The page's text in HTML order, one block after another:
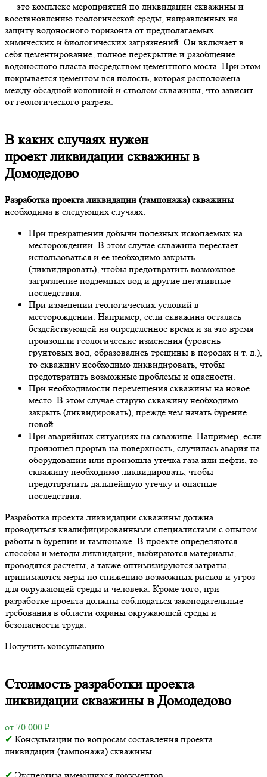
— это комплекс мероприятий по ликвидации скважины и
восстановлению геологической среды, направленных на
защиту водоносного горизонта от предполагаемых
химических и биологических загрязнений. Он включает в
себя цементирование, полное перекрытие и разобщение
водоносного пласта посредством цементного моста. При этом
покрывается цементом вся полость, которая расположена
между обсадной колонной и стволом скважины, что зависит
от геологического разреза.
В каких случаях нужен
проект ликвидации скважины в
Домодедово
Разработка проекта ликвидации (тампонажа) скважины
необходима в следующих случаях:
При прекращении добычи полезных ископаемых на
месторождении. В этом случае скважина перестает
использоваться и ее необходимо закрыть
(ликвидировать), чтобы предотвратить возможное
загрязнение подземных вод и другие негативные
последствия.
При изменении геологических условий в
месторождении. Например, если скважина осталась
бездействующей на определенное время и за это время
произошли геологические изменения (уровень
грунтовых вод, образовались трещины в породах и т. д.),
то скважину необходимо ликвидировать, чтобы
предотвратить возможные проблемы и опасности.
При необходимости перемещения скважины на новое
место. В этом случае старую скважину необходимо
закрыть (ликвидировать), прежде чем начать бурение
новой.
При аварийных ситуациях на скважине. Например, если
произошел прорыв на поверхность, случилась авария на
оборудовании или произошла утечка газа или нефти, то
скважину необходимо ликвидировать, чтобы
предотвратить дальнейшую утечку и опасные
последствия.
Разработка проекта ликвидации скважины должна
проводиться квалифицированными специалистами с опытом
работы в бурении и тампонаже. В проекте определяются
способы и методы ликвидации, выбираются материалы,
проводятся расчеты, а также оптимизируются затраты,
принимаются меры по снижению возможных рисков и угроз
для окружающей среды и человека. Кроме того, при
разработке проекта должны соблюдаться законодательные
требования в области охраны окружающей среды и
безопасности труда.
Получить консультацию
Стоимость разработки проекта
ликвидации скважины в Домодедово
от 70 000 ₽
✔ Консультации по вопросам составления проекта
ликвидации (тампонажа) скважины